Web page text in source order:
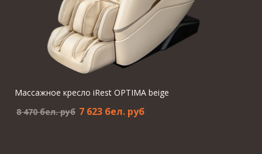
Массажное кресло iRest OPTIMA beige
8 470 бел. pуб 7 623 бел. pуб